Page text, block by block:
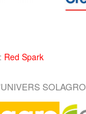
Red Spark
SOLAGRO